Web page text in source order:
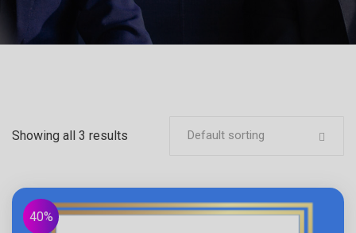
Showing all 3 results Default sorting
40%